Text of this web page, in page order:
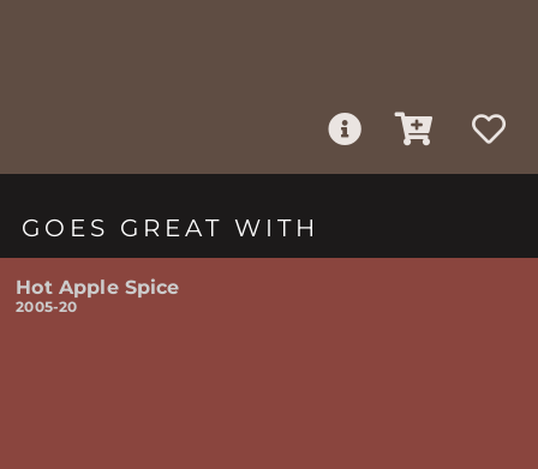
GOES GREAT WITH
Hot Apple Spice
2005-20